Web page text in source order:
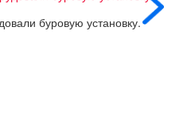
буровую установку.